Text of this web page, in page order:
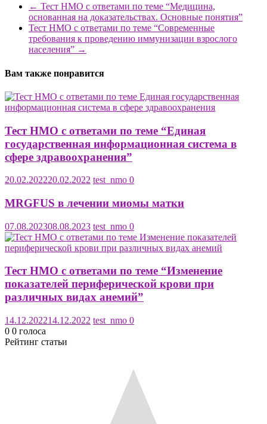
← Тест НМО с ответами по теме “Медицина,
основанная на доказательствах. Основные понятия”
Тест НМО с ответами по теме “Современные
требования к проведению иммунизации взрослого
населения” →
Вам также понравится
Тест НМО с ответами по теме “Единая
государственная информационная система в
сфере здравоохранения”
20.02.202220.02.2022 test_nmo 0
MRGFUS в лечении миомы матки
07.08.202308.08.2023 test_nmo 0
Тест НМО с ответами по теме “Изменение
показателей периферической крови при
различных видах анемий”
14.12.202214.12.2022 test_nmo 0
0 0 голоса
Рейтинг статьи